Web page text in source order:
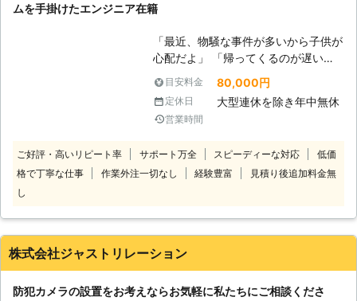
すぐに対応可能です。日本全国対応し
い。 お客様のご要望にできうる限り
対応いたします。
ムを手掛けたエンジニア在籍
「最近、物騒な事件が多いから子供が
心配だよ」 「帰ってくるのが遅いか
ら子供の様子を外からでも観れるよう
にしたい」 こんな風に、家で留守番
をしている大切な我が子の様子はどこ
にいても気になるものですよね。そん
同会社の防犯カメラがお子さまを見守
る目になります。 アンノウンアビリ
防犯カメラ設置のご依頼を承っており
会社の強み】 アンノウンアビリティ
合同会社は多くの防犯カメラ設置業者
の中から選ばれる強みがございます。
目安料金 80,000円
定休日 大型連休を除き年中無休
営業時間
ご好評・高いリピート率 サポート万全 スピーディーな対応
低価
格で丁寧な仕事
作業外注一切なし 経験豊富
見積り後追加料金無
し
株式会社ジャストリレーション
防犯カメラの設置をお考えならお気軽に私たちにご相談くださ